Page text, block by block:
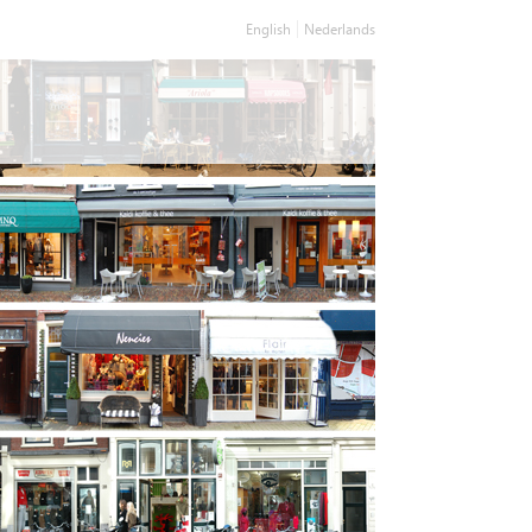
English Nederlands